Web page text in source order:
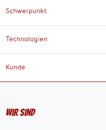
Schwerpunkt
Technologien
Kunde
Wir sind